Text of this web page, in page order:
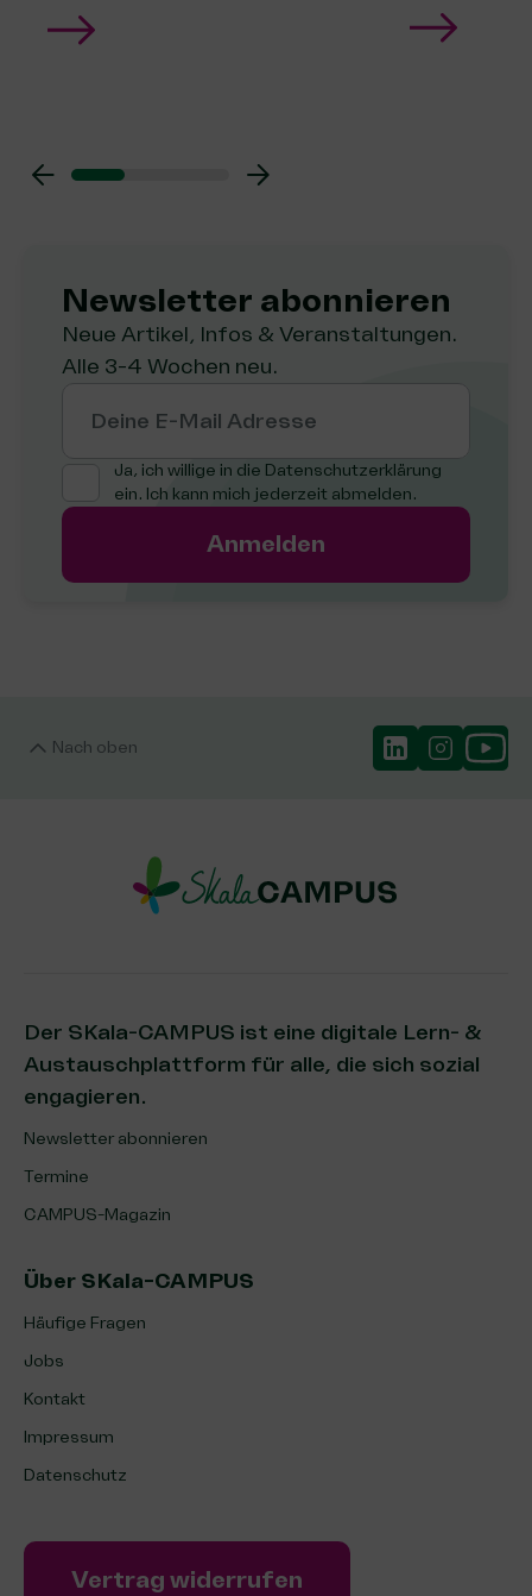
Newsletter abon­nie­ren
Neue Artikel, Infos & Veranstaltungen.
Alle 3-4 Wochen neu.
Deine E-Mail Adresse
Ja, ich willige in die Datenschutzerklärung
ein. Ich kann mich jederzeit abmelden.
Anmelden
Nach oben
Der SKala-CAMPUS ist eine digitale Lern- &
Austauschplattform für alle, die sich sozial
engagieren.
Newsletter abonnieren
Termine
CAMPUS-Magazin
Über SKala-CAMPUS
Häufige Fragen
Jobs
Kontakt
Impressum
Datenschutz
Vertrag widerrufen